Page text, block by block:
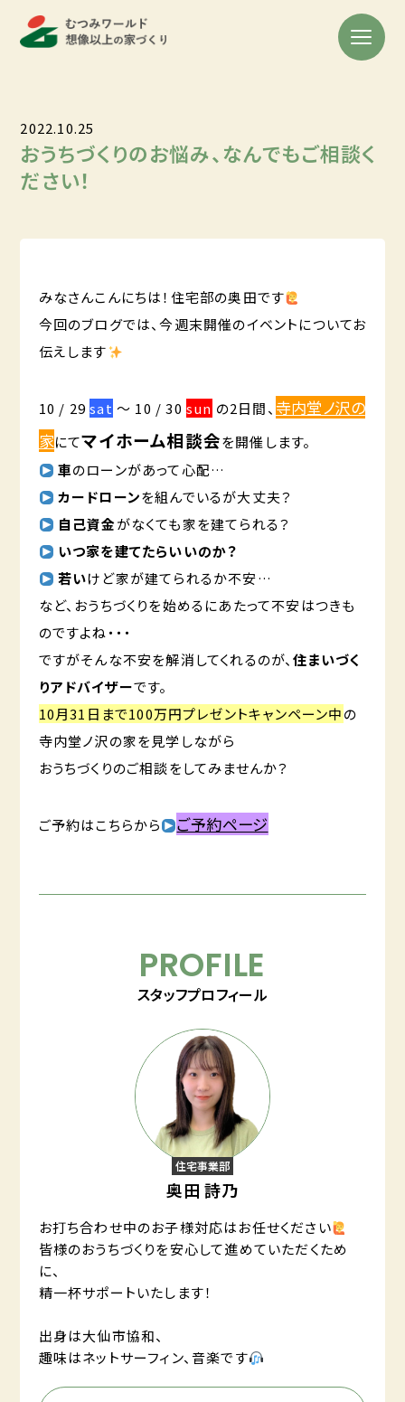
2022.10.25
おうちづくりのお悩み、なんでもご相談く
ださい！
みなさんこんにちは！住宅部の奥田です
今回のブログでは、今週末開催のイベントについてお
伝えします
10 / 29sat ～ 10 / 30 sun の2日間、 寺内堂ノ沢の
家にてマイホーム相談会を開催します。
車のローンがあって心配…
カードローンを組んでいるが大丈夫？
自己資金がなくても家を建てられる？
いつ家を建てたらいいのか？
若いけど家が建てられるか不安…
など、おうちづくりを始めるにあたって不安はつきも
のですよね・・・
ですがそんな不安を解消してくれるのが、住まいづく
りアドバイザーです。
10月31日まで100万円プレゼントキャンペーン中の
寺内堂ノ沢の家を見学しながら
おうちづくりのご相談をしてみませんか？
ご予約はこちらから ご予約ページ
PROFILE
スタッフプロフィール
住宅事業部
奥田 詩乃
お打ち合わせ中のお子様対応はお任せください
皆様のおうちづくりを安心して進めていただくため
に、
精一杯サポートいたします！
出身は大仙市協和、
趣味はネットサーフィン、音楽です